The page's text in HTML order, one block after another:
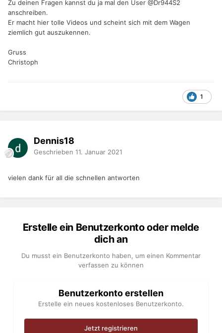
Zu deinen Fragen kannst du ja mal den User @Dr944S2
anschreiben.
Er macht hier tolle Videos und scheint sich mit dem Wagen
ziemlich gut auszukennen.
Gruss
Christoph
1
Dennis18
Geschrieben 11. Januar 2021
vielen dank für all die schnellen antworten
Erstelle ein Benutzerkonto oder melde
dich an
Du musst ein Benutzerkonto haben, um einen Kommentar
verfassen zu können
Benutzerkonto erstellen
Erstelle ein neues kostenloses Benutzerkonto.
Jetzt registrieren